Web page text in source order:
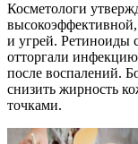
Косметологи
и угрей. Ретиноиды
отторгали
после воспалений.
снизить жирность
точками.